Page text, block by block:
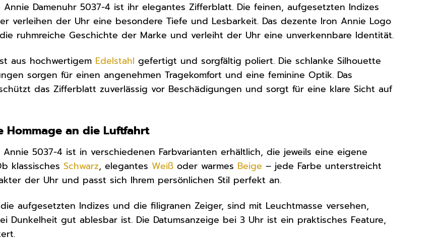
Annie Damenuhr 5037-4 ist ihr elegantes Zifferblatt. Die feinen, aufgesetzten Indizes
verleihen der Uhr eine besondere Tiefe und Lesbarkeit. Das dezente Iron Annie Logo
ruhmreiche Geschichte der Marke und verleiht der Uhr eine unverkennbare Identität.
aus hochwertigem Edelstahl gefertigt und sorgfältig poliert. Die schlanke Silhouette
sorgen für einen angenehmen Tragekomfort und eine feminine Optik. Das
das Zifferblatt zuverlässig vor Beschädigungen und sorgt für eine klare Sicht auf
Hommage an die Luftfahrt
5037-4 ist in verschiedenen Farbvarianten erhältlich, die jeweils eine eigene
klassischesSchwarz, elegantes Weiß oder warmes Beige – jede Farbe unterstreicht
der Uhr und passt sich Ihrem persönlichen Stil perfekt an.
aufgesetzten Indizes und die filigranen Zeiger, sind mit Leuchtmasse versehen,
Dunkelheit gut ablesbar ist. Die Datumsanzeige bei 3 Uhr ist ein praktisches Feature,